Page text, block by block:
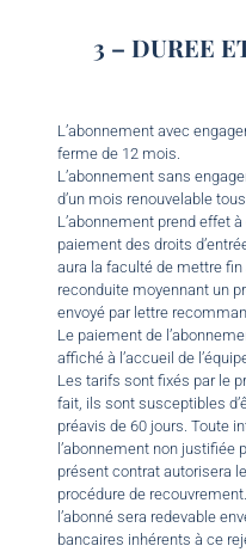
3 – DUREE
L’abonnement avec
ferme de 12 mois.
L’abonnement sans
d’un mois renouvelable
L’abonnement prend effet
paiement des droits
aura la faculté de mettre
reconduite moyennant un
envoyé par lettre
Le paiement de
affiché à l’accueil de
Les tarifs sont fixés par le
fait, ils sont susceptibles
préavis de 60 jours. Toute
l’abonnement non justifiée
présent contrat autorisera
procédure de
l’abonné sera redevable
bancaires inhérents à ce